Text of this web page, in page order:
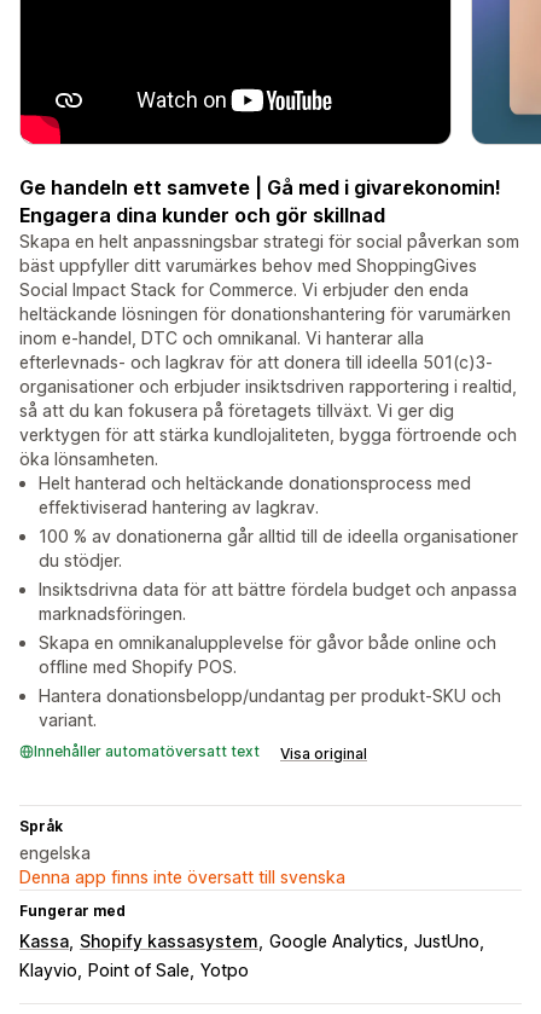
Ge handeln ett samvete | Gå med i givarekonomin!
Engagera dina kunder och gör skillnad
Skapa en helt anpassningsbar strategi för social påverkan som
bäst uppfyller ditt varumärkes behov med ShoppingGives
Social Impact Stack for Commerce. Vi erbjuder den enda
heltäckande lösningen för donationshantering för varumärken
inom e-handel, DTC och omnikanal. Vi hanterar alla
efterlevnads- och lagkrav för att donera till ideella 501(c)3-
organisationer och erbjuder insiktsdriven rapportering i realtid,
så att du kan fokusera på företagets tillväxt. Vi ger dig
verktygen för att stärka kundlojaliteten, bygga förtroende och
öka lönsamheten.
Helt hanterad och heltäckande donationsprocess med
effektiviserad hantering av lagkrav.
100 % av donationerna går alltid till de ideella organisationer
du stödjer.
Insiktsdrivna data för att bättre fördela budget och anpassa
marknadsföringen.
Skapa en omnikanalupplevelse för gåvor både online och
offline med Shopify POS.
Hantera donationsbelopp/undantag per produkt-SKU och
variant.
Innehåller automatöversatt text Visa original
Språk
engelska
Denna app finns inte översatt till svenska
Fungerar med
Kassa Shopify kassasystem Google Analytics JustUno
Klayvio Point of Sale Yotpo